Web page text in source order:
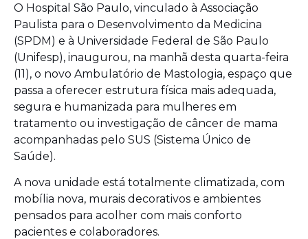
O Hospital São Paulo, vinculado à Associação
Paulista para o Desenvolvimento da Medicina
(SPDM) e à Universidade Federal de São Paulo
(Unifesp), inaugurou, na manhã desta quarta-feira
(11), o novo Ambulatório de Mastologia, espaço que
passa a oferecer estrutura física mais adequada,
segura e humanizada para mulheres em
tratamento ou investigação de câncer de mama
acompanhadas pelo SUS (Sistema Único de
Saúde).
A nova unidade está totalmente climatizada, com
mobília nova, murais decorativos e ambientes
pensados para acolher com mais conforto
pacientes e colaboradores.